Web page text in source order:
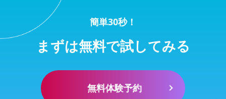
簡単30秒！
まずは無料で試してみる
無料体験予約